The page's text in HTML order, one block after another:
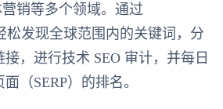
营销等多个领域。通过
松发现全球范围内的关键词，分
，进行技术 SEO 审计，并每日
（SERP）的排名。